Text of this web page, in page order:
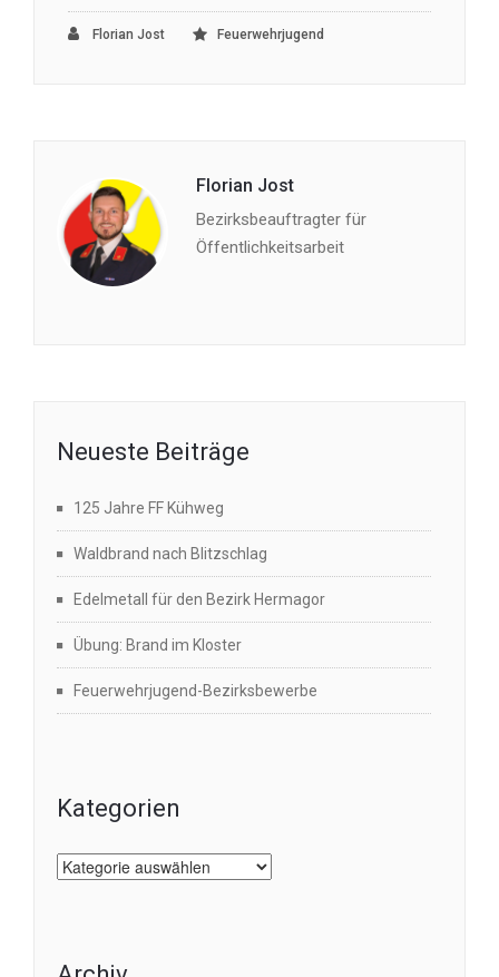
Florian Jost Feuerwehrjugend
Florian Jost
Bezirksbeauftragter für
Öffentlichkeitsarbeit
Neueste Beiträge
125 Jahre FF Kühweg
Waldbrand nach Blitzschlag
Edelmetall für den Bezirk Hermagor
Übung: Brand im Kloster
Feuerwehrjugend-Bezirksbewerbe
Kategorien
Kategorien